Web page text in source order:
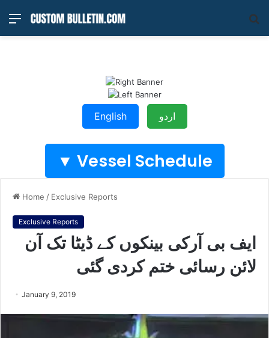
Menu
English اردو
Vessel Schedule ▼
Home / Exclusive Reports
Exclusive Reports
ایف بی آرکی بینکوں کے ڈیٹا تک آن
لائن رسائی ختم کردی گئی
January 9, 2019